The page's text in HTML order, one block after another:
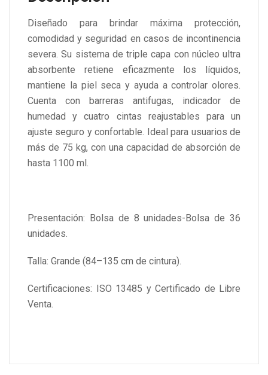
Diseñado para brindar máxima protección,
comodidad y seguridad en casos de incontinencia
severa. Su sistema de triple capa con núcleo ultra
absorbente retiene eficazmente los líquidos,
mantiene la piel seca y ayuda a controlar olores.
Cuenta con barreras antifugas, indicador de
humedad y cuatro cintas reajustables para un
ajuste seguro y confortable. Ideal para usuarios de
más de 75 kg, con una capacidad de absorción de
hasta 1100 ml.
Presentación: Bolsa de 8 unidades-Bolsa de 36
unidades.
Talla: Grande (84–135 cm de cintura).
Certificaciones: ISO 13485 y Certificado de Libre
Venta.